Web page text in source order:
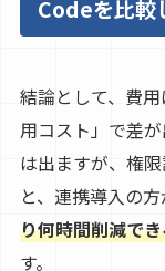
Codeを比較
結論として、費
用コスト」で差
は出ますが、権
と、連携導入の
り何時間削減で
す。